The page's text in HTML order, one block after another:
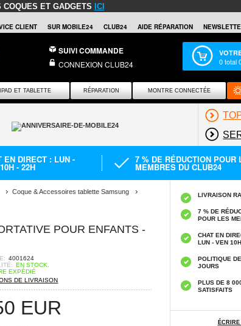
ET GADGETS ICI
CLIENT SUR MOBILE24 CLUB24 AIDE RÉPARATION
SUIVI COMMANDE
CONNEXION CLUB24 0total
ET TABLETTE RÉPARATION MONTRE CONNECTÉE
EN DIRECT : LUN -
- 22H
7 % DE RÉDUCTION POUR
MEMBRES DU CLUB24
Coque & Accessoires tablette Samsung
POUR ENFANTS -
4001624
EN STOCK.
EXPÉDIÉ
DE LIVRAISON
EUR
LIVRAISON
7 % DE
POUR LES
CHAT EN
LUN - VEN
POLITIQUE
JOURS
PLUS DE 8
SATISFAITS